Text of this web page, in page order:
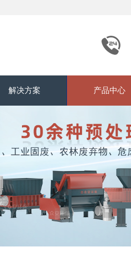
解决方案 产品中心